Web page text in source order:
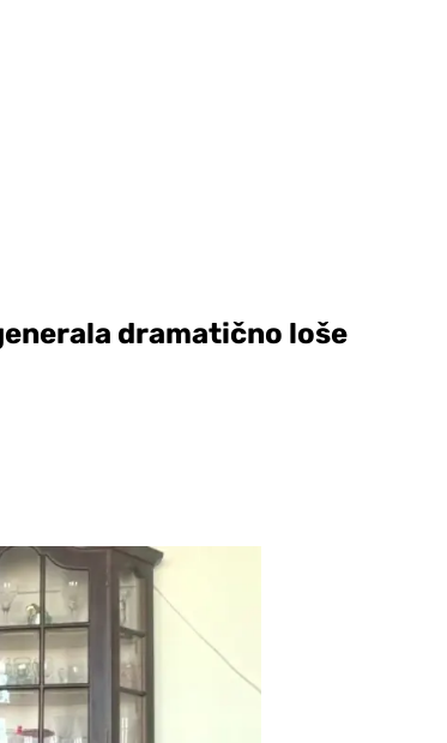
dramatično loše